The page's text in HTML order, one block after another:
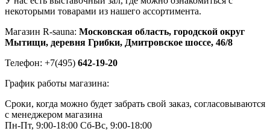
некоторыми товарами из нашего ассортимента.
Магазин R-sauna: Московская область, городской округ
Мытищи, деревня Грибки, Дмитровское шоссе, 46/8
Телефон: +7(495) 642-19-20
График работы магазина:
Сроки, когда можно будет забрать свой заказ, согласовываются
с менеджером магазина
Пн-Пт, 9:00-18:00 Сб-Вс, 9:00-18:00